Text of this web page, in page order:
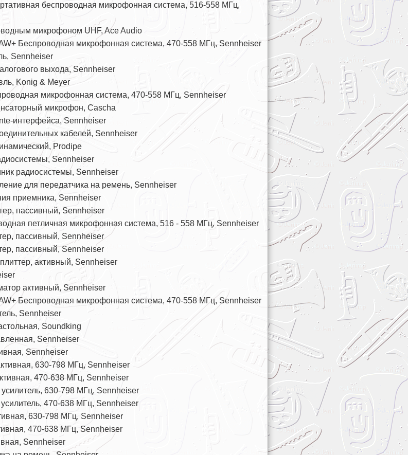
беспроводная микрофонная система, 516-558 МГц,
микрофоном UHF, Ace Audio
Беспроводная микрофонная система, 470-558 МГц, Sennheiser
Sennheiser
выхода, Sennheiser
Konig & Meyer
микрофонная система, 470-558 МГц, Sennheiser
микрофон, Cascha
интерфейса, Sennheiser
кабелей, Sennheiser
Prodipe
Sennheiser
радиосистемы, Sennheiser
для передатчика на ремень, Sennheiser
приемника, Sennheiser
пассивный, Sennheiser
петличная микрофонная система, 516 - 558 МГц, Sennheiser
пассивный, Sennheiser
пассивный, Sennheiser
активный, Sennheiser
активный, Sennheiser
Беспроводная микрофонная система, 470-558 МГц, Sennheiser
Sennheiser
Soundking
Sennheiser
Sennheiser
630-798 МГц, Sennheiser
470-638 МГц, Sennheiser
630-798 МГц, Sennheiser
470-638 МГц, Sennheiser
630-798 МГц, Sennheiser
470-638 МГц, Sennheiser
Sennheiser